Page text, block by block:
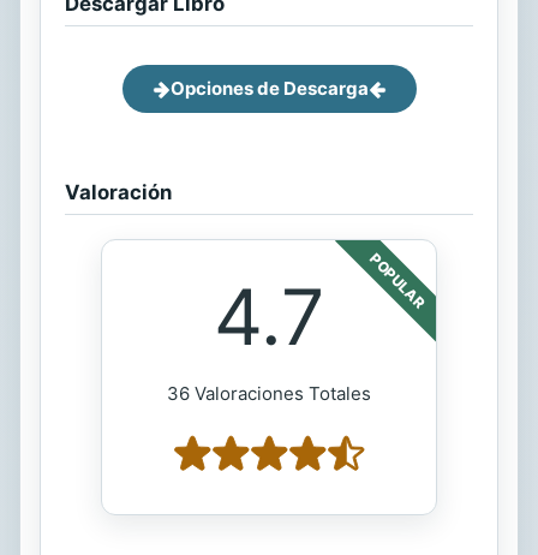
Opciones de Descarga
Valoración
POPULAR
4.7
36 Valoraciones Totales